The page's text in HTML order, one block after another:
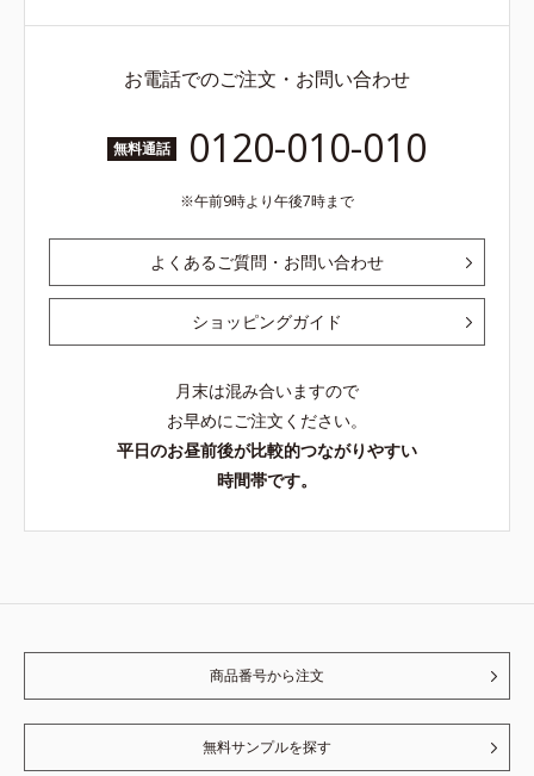
お電話でのご注文・お問い合わせ
無料通話 0120-010-010
午前9時より午後7時まで
よくあるご質問・お問い合わせ
ショッピングガイド
月末は混み合いますので
お早めにご注文ください。
平日のお昼前後が比較的つながりやすい
時間帯です。
商品番号から注文
無料サンプルを探す